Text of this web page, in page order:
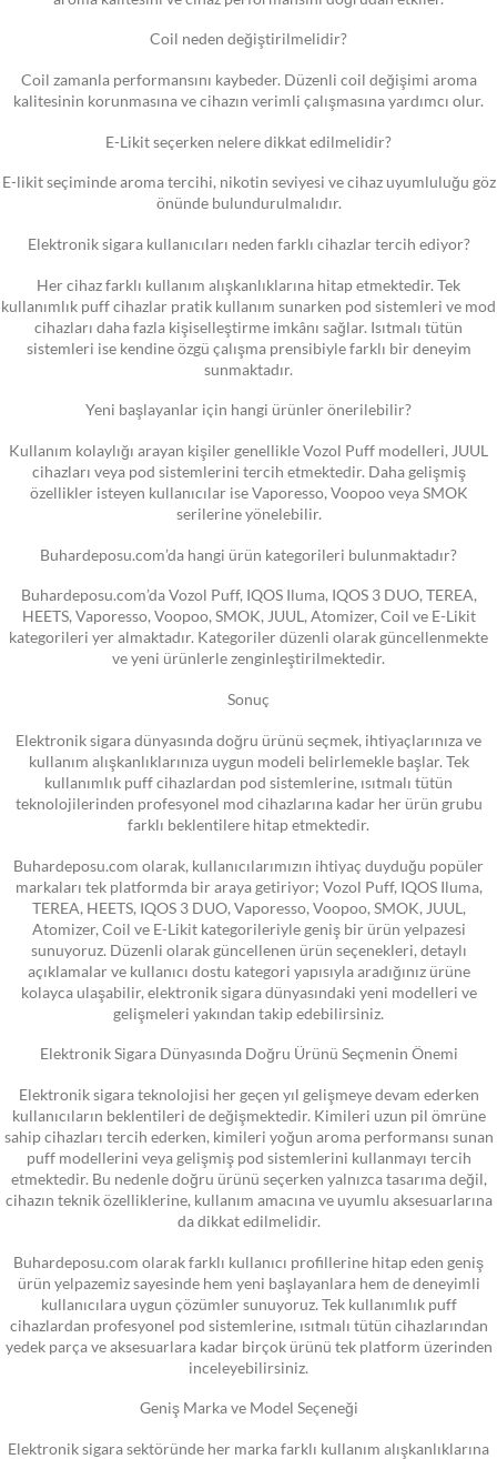
Coil neden değiştirilmelidir?
Coil zamanla performansını kaybeder. Düzenli coil değişimi aroma
kalitesinin korunmasına ve cihazın verimli çalışmasına yardımcı olur.
E-Likit seçerken nelere dikkat edilmelidir?
E-likit seçiminde aroma tercihi, nikotin seviyesi ve cihaz uyumluluğu göz
önünde bulundurulmalıdır.
Elektronik sigara kullanıcıları neden farklı cihazlar tercih ediyor?
Her cihaz farklı kullanım alışkanlıklarına hitap etmektedir. Tek
kullanımlık puff cihazlar pratik kullanım sunarken pod sistemleri ve mod
cihazları daha fazla kişiselleştirme imkânı sağlar. Isıtmalı tütün
sistemleri ise kendine özgü çalışma prensibiyle farklı bir deneyim
sunmaktadır.
Yeni başlayanlar için hangi ürünler önerilebilir?
Kullanım kolaylığı arayan kişiler genellikle Vozol Puff modelleri, JUUL
cihazları veya pod sistemlerini tercih etmektedir. Daha gelişmiş
özellikler isteyen kullanıcılar ise Vaporesso, Voopoo veya SMOK
serilerine yönelebilir.
Buhardeposu.com’da hangi ürün kategorileri bulunmaktadır?
Buhardeposu.com’da Vozol Puff, IQOS Iluma, IQOS 3 DUO, TEREA,
HEETS, Vaporesso, Voopoo, SMOK, JUUL, Atomizer, Coil ve E-Likit
kategorileri yer almaktadır. Kategoriler düzenli olarak güncellenmekte
ve yeni ürünlerle zenginleştirilmektedir.
Sonuç
Elektronik sigara dünyasında doğru ürünü seçmek, ihtiyaçlarınıza ve
kullanım alışkanlıklarınıza uygun modeli belirlemekle başlar. Tek
kullanımlık puff cihazlardan pod sistemlerine, ısıtmalı tütün
teknolojilerinden profesyonel mod cihazlarına kadar her ürün grubu
farklı beklentilere hitap etmektedir.
Buhardeposu.com olarak, kullanıcılarımızın ihtiyaç duyduğu popüler
markaları tek platformda bir araya getiriyor; Vozol Puff, IQOS Iluma,
TEREA, HEETS, IQOS 3 DUO, Vaporesso, Voopoo, SMOK, JUUL,
Atomizer, Coil ve E-Likit kategorileriyle geniş bir ürün yelpazesi
sunuyoruz. Düzenli olarak güncellenen ürün seçenekleri, detaylı
açıklamalar ve kullanıcı dostu kategori yapısıyla aradığınız ürüne
kolayca ulaşabilir, elektronik sigara dünyasındaki yeni modelleri ve
gelişmeleri yakından takip edebilirsiniz.
Elektronik Sigara Dünyasında Doğru Ürünü Seçmenin Önemi
Elektronik sigara teknolojisi her geçen yıl gelişmeye devam ederken
kullanıcıların beklentileri de değişmektedir. Kimileri uzun pil ömrüne
sahip cihazları tercih ederken, kimileri yoğun aroma performansı sunan
puff modellerini veya gelişmiş pod sistemlerini kullanmayı tercih
etmektedir. Bu nedenle doğru ürünü seçerken yalnızca tasarıma değil,
cihazın teknik özelliklerine, kullanım amacına ve uyumlu aksesuarlarına
da dikkat edilmelidir.
Buhardeposu.com olarak farklı kullanıcı profillerine hitap eden geniş
ürün yelpazemiz sayesinde hem yeni başlayanlara hem de deneyimli
kullanıcılara uygun çözümler sunuyoruz. Tek kullanımlık puff
cihazlardan profesyonel pod sistemlerine, ısıtmalı tütün cihazlarından
yedek parça ve aksesuarlara kadar birçok ürünü tek platform üzerinden
inceleyebilirsiniz.
Geniş Marka ve Model Seçeneği
Elektronik sigara sektöründe her marka farklı kullanım alışkanlıklarına